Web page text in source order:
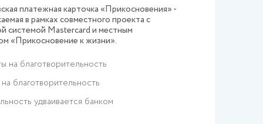
платежная карточка «Прикосновения» -
в рамках совместного проекта с
системой Mastercard и местным
«Прикосновение к жизни».
на благотворительность
благотворительность
удваивается банком